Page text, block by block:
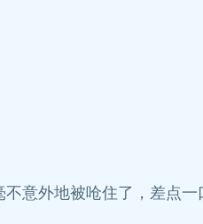
外地被呛住了，差点一